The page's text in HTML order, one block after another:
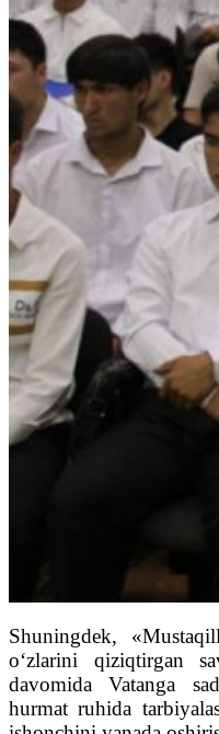
Shuningdek,
o‘zlarini qiziqtirgan
davomida Vatanga
hurmat ruhida